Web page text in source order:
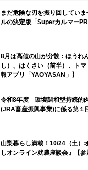
まだ危険な刃を振り回してい
ルの決定版「Superカルマー
8月は高値の山が分散：ほうれ
し）、はくさい（前半）、ト
報アプリ「YAOYASAN」】
令和8年度 環境調和型持続的
(JRA畜産振興事業)に係る第１
山梨暮らし満載！10/24（土）
しオンライン就農座談会』【参